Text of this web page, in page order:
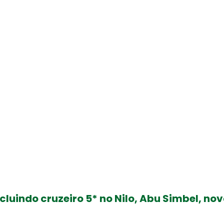
cruzeiro 5* no Nilo, Abu Simbel,